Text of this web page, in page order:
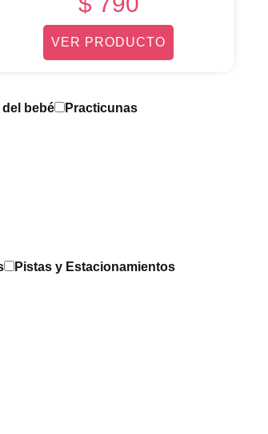
del bebé
Practicunas
Pistas y Estacionamientos
VER PRODUCTO